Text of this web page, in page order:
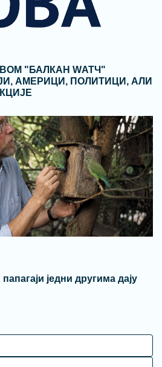
"БАЛКАН WАТЧ"
АМЕРИЦИ, ПОЛИТИЦИ, АЛИ
једни другима дају